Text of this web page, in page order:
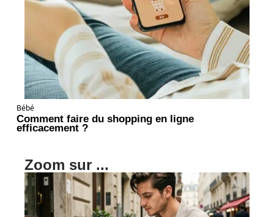
Bébé
Comment faire du shopping en ligne
efficacement ?
Zoom sur ...